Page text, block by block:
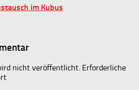
im Kubus
nicht veröffentlicht. Erforderliche